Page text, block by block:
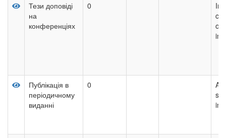
Тези доповіді
на
конференціях
0
on
Публікація в
періодичному
виданні
0